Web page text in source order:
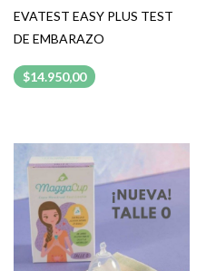
EVATEST EASY PLUS TEST
DE EMBARAZO
$14.950,00